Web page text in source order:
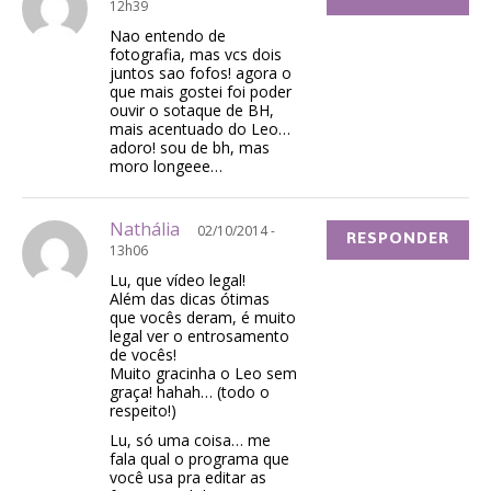
12h39
Nao entendo de
fotografia, mas vcs dois
juntos sao fofos! agora o
que mais gostei foi poder
ouvir o sotaque de BH,
mais acentuado do Leo…
adoro! sou de bh, mas
moro longeee…
Nathália
02/10/2014 -
13h06
Lu, que vídeo legal!
Além das dicas ótimas
que vocês deram, é muito
legal ver o entrosamento
de vocês!
Muito gracinha o Leo sem
graça! hahah… (todo o
respeito!)
Lu, só uma coisa… me
fala qual o programa que
você usa pra editar as
RESPONDER